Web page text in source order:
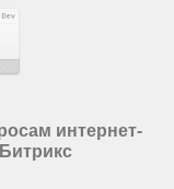
интернет-